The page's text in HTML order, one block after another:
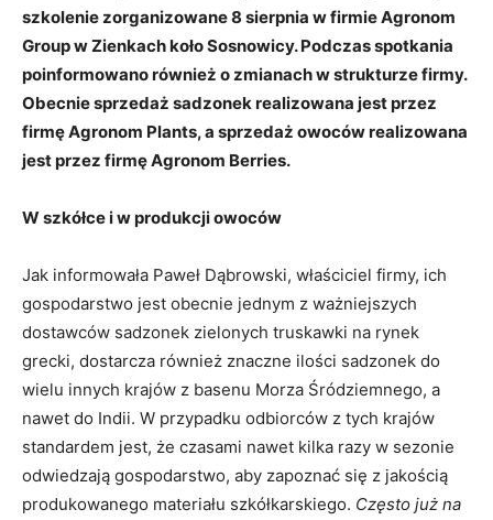
szkolenie zorganizowane 8 sierpnia w firmie Agronom
Group w Zienkach koło Sosnowicy. Podczas spotkania
poinformowano również o zmianach w strukturze firmy.
Obecnie sprzedaż sadzonek realizowana jest przez
firmę Agronom Plants, a sprzedaż owoców realizowana
jest przez firmę Agronom Berries.
W szkółce i w produkcji owoców
Jak informowała Paweł Dąbrowski, właściciel firmy, ich
gospodarstwo jest obecnie jednym z ważniejszych
dostawców sadzonek zielonych truskawki na rynek
grecki, dostarcza również znaczne ilości sadzonek do
wielu innych krajów z basenu Morza Śródziemnego, a
nawet do Indii. W przypadku odbiorców z tych krajów
standardem jest, że czasami nawet kilka razy w sezonie
odwiedzają gospodarstwo, aby zapoznać się z jakością
produkowanego materiału szkółkarskiego. Często już na